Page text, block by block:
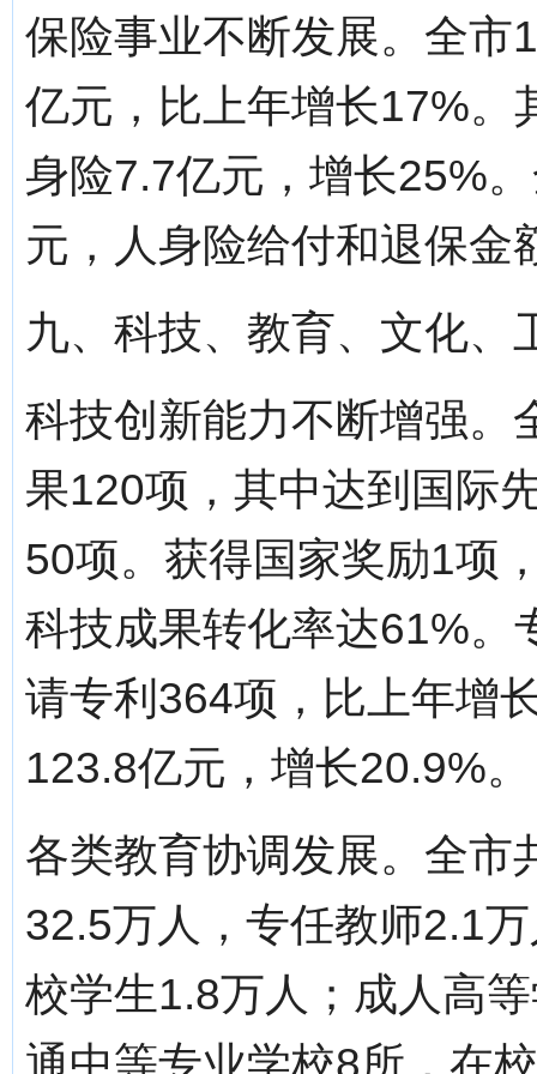
保险事业不断发展。全市
亿元，比上年增长17%。
身险7.7亿元，增长25%
元，人身险给付和退保金
九、科技、教育、文化、
科技创新能力不断增强。
果120项，其中达到国际
50项。获得国家奖励1项
科技成果转化率达61%。
请专利364项，比上年增
123.8亿元，增长20.9%。
各类教育协调发展。全市
32.5万人，专任教师2.1
校学生1.8万人；成人高
通中等专业学校8所，在